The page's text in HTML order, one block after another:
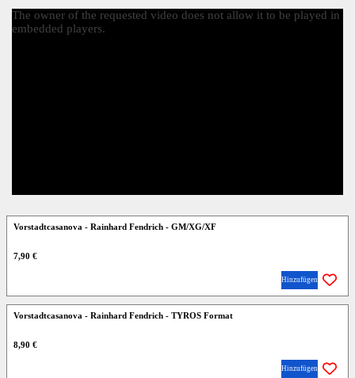
The owner of the requested video does not allow it to be played in
embedded players.
Vorstadtcasanova - Rainhard Fendrich - GM/XG/XF
7,90 €
Hinzufügen
Vorstadtcasanova - Rainhard Fendrich - TYROS Format
8,90 €
Hinzufügen